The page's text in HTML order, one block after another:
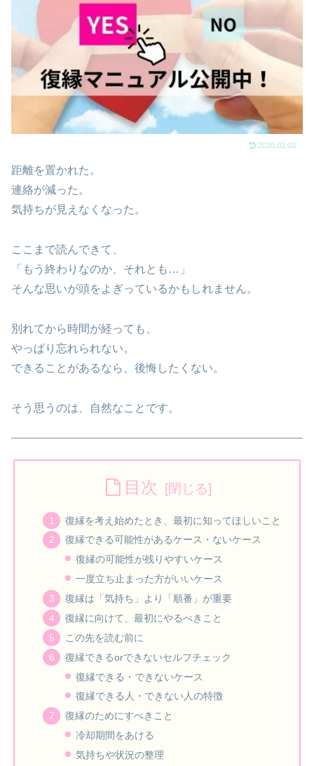
2026.02.03
距離を置かれた。
連絡が減った。
気持ちが見えなくなった。
ここまで読んできて、
「もう終わりなのか、それとも…」
そんな思いが頭をよぎっているかもしれません。
別れてから時間が経っても、
やっぱり忘れられない。
できることがあるなら、後悔したくない。
そう思うのは、自然なことです。
目次
復縁を考え始めたとき、最初に知ってほしいこと
復縁できる可能性があるケース・ないケース
復縁の可能性が残りやすいケース
一度立ち止まった方がいいケース
復縁は「気持ち」より「順番」が重要
復縁に向けて、最初にやるべきこと
この先を読む前に
復縁できるorできないセルフチェック
復縁できる・できないケース
復縁できる人・できない人の特徴
復縁のためにすべきこと
冷却期間をあける
気持ちや状況の整理